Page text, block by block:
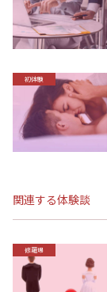
初体験
関連する体験談
修羅場